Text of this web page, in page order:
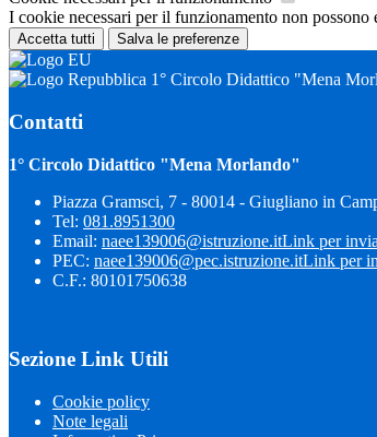
I cookie necessari per il funzionamento non
Accetta tutti Salva le preferenze
1° Circolo Didattico "Mena
Contatti
1° Circolo Didattico "Mena Morlando"
Piazza Gramsci, 7 - 80014 - Giugliano in
Tel: 081.8951300
Email: naee139006@istruzione.itLink per
PEC: naee139006@pec.istruzione.itLink per
C.F.: 80101750638
Sezione Link Utili
Cookie policy
Note legali